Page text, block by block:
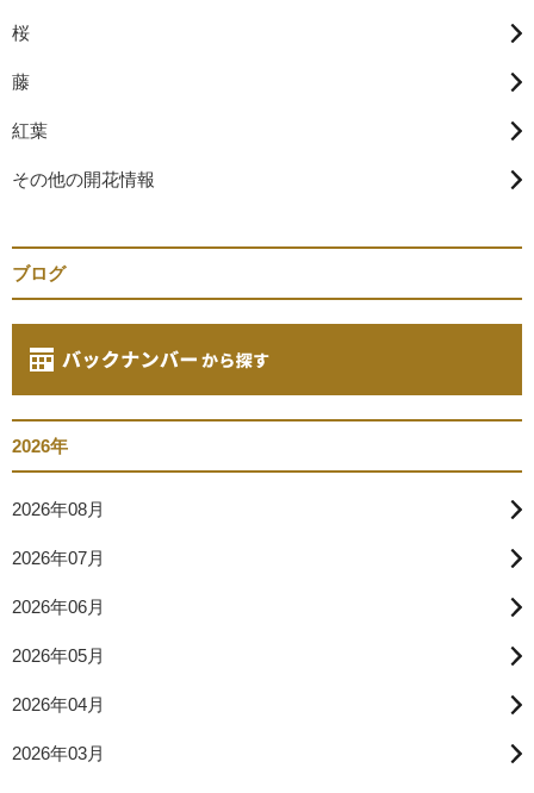
桜
藤
紅葉
その他の開花情報
ブログ
2026年
2026年08月
2026年07月
2026年06月
2026年05月
2026年04月
2026年03月